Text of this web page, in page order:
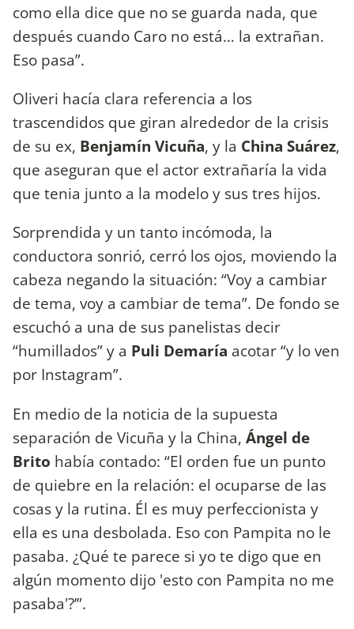
como ella dice que no se guarda nada, que
después cuando Caro no está… la extrañan.
Eso pasa”.
Oliveri hacía clara referencia a los
trascendidos que giran alrededor de la crisis
de su ex, Benjamín Vicuña, y la China Suárez,
que aseguran que el actor extrañaría la vida
que tenia junto a la modelo y sus tres hijos.
Sorprendida y un tanto incómoda, la
conductora sonrió, cerró los ojos, moviendo la
cabeza negando la situación: “Voy a cambiar
de tema, voy a cambiar de tema”. De fondo se
escuchó a una de sus panelistas decir
“humillados” y a Puli Demaría acotar “y lo ven
por Instagram”.
En medio de la noticia de la supuesta
separación de Vicuña y la China, Ángel de
Brito había contado: “El orden fue un punto
de quiebre en la relación: el ocuparse de las
cosas y la rutina. Él es muy perfeccionista y
ella es una desbolada. Eso con Pampita no le
pasaba. ¿Qué te parece si yo te digo que en
algún momento dijo 'esto con Pampita no me
pasaba'?’”.